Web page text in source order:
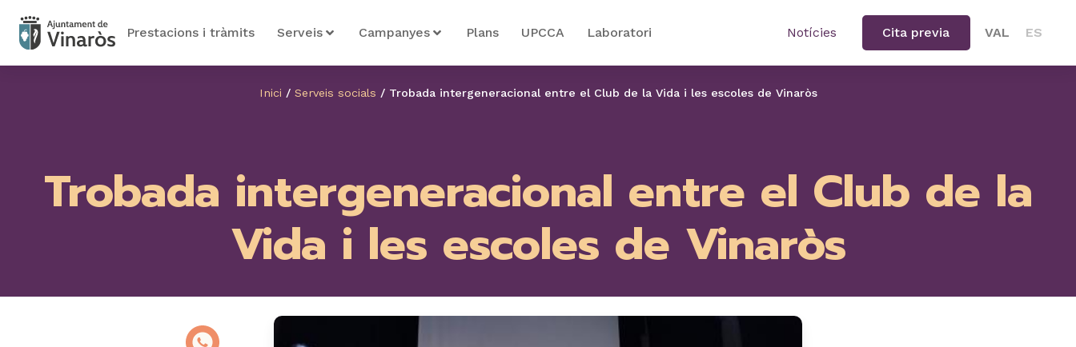
Prestacions i tràmits Serveis Campanyes Plans UPCCA Laboratori Notícies Cita previa VAL ES
Inici / Serveis socials / Trobada intergeneracional entre el Club de la Vida i les escoles de Vinaròs
Trobada intergeneracional entre el Club de la
Vida i les escoles de Vinaròs